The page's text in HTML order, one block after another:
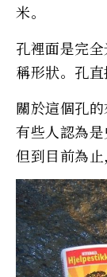
米。
孔裡面是完
稱形狀。孔
關於這個孔
有些人認為
但到目前為止